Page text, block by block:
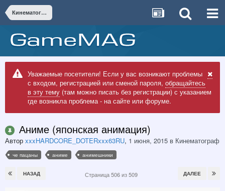
Кинематограф
Уважаемые посетители! Если у вас возникают проблемы
с входом, регистрацией или сменой пароля, обращайтесь
в эту тему (там можно писать без регистрации) с указанием
где возникла проблема - на сайте или форуме.
Аниме (японская анимация)
Автор xxxHARDCORE_DOTERxxx63RU, 1 июня, 2015 в Кинематограф
че пацаны аниме анимешники
НАЗАД ДАЛЕЕ
Страница 506 из 509